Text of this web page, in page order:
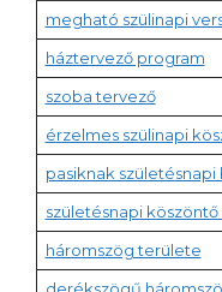
megható szülinapi
háztervező program
szoba tervező
érzelmes szülinapi
pasiknak
születésnapi
háromszög területe
derékszögű